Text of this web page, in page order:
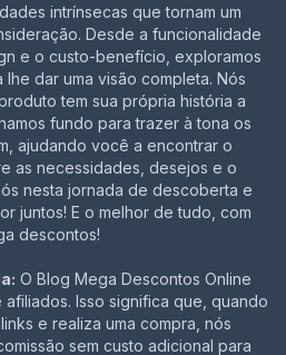
intrínsecas que tornam um
Desde a funcionalidade
e o custo-benefício, exploramos
dar uma visão completa. Nós
tem sua própria história a
fundo para trazer à tona os
ajudando você a encontrar o
as necessidades, desejos e o
nesta jornada de descoberta e
juntos! E o melhor de tudo, com
descontos!
O Blog Mega Descontos Online
Isso significa que, quando
e realiza uma compra, nós
sem custo adicional para